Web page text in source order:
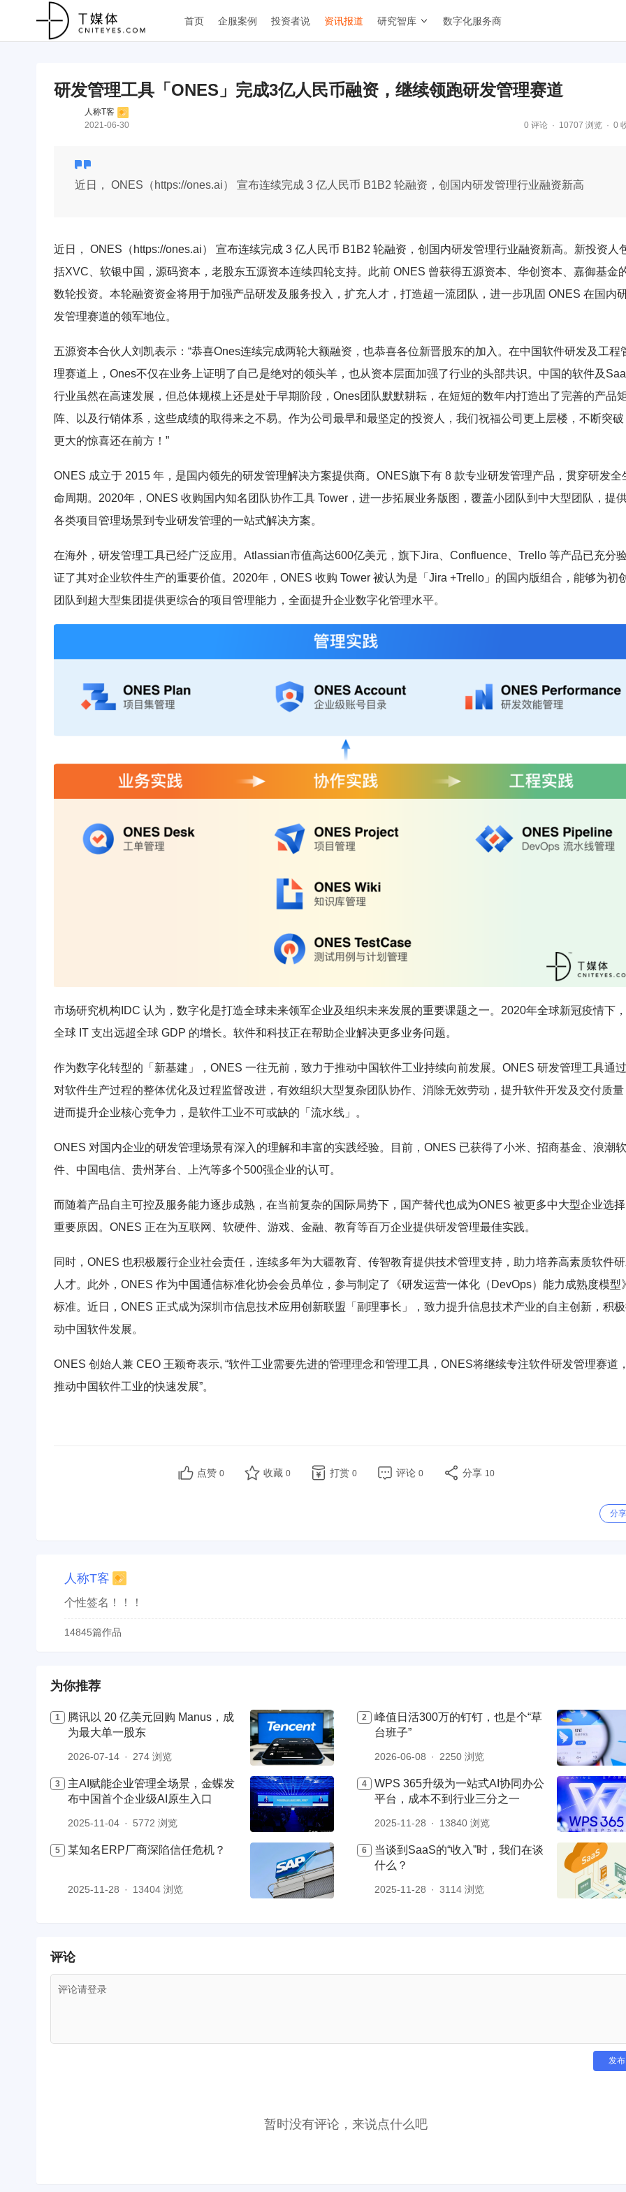
首页 企服案例 投资者说 资讯报道 研究智库 数字化服务商
研发管理工具「ONES」完成3亿人民币融资，继续领跑研发管理赛道
人称T客
2021-06-30
0 评论 10707 浏览 0
近日， ONES（https://ones.ai） 宣布连续完成 3 亿人民币 B1B2 轮融资，创国内研发管理行业融资新高
近日， ONES（https://ones.ai） 宣布连续完成 3 亿人民币 B1B2 轮融资，创国内研发管理行业融资新高。新投资人
括XVC、软银中国，源码资本，老股东五源资本连续四轮支持。此前 ONES 曾获得五源资本、华创资本、嘉御基金
数轮投资。本轮融资资金将用于加强产品研发及服务投入，扩充人才，打造超一流团队，进一步巩固 ONES 在国内
发管理赛道的领军地位。
五源资本合伙人刘凯表示：“恭喜Ones连续完成两轮大额融资，也恭喜各位新晋股东的加入。在中国软件研发及工程
理赛道上，Ones不仅在业务上证明了自己是绝对的领头羊，也从资本层面加强了行业的头部共识。中国的软件及
行业虽然在高速发展，但总体规模上还是处于早期阶段，Ones团队默默耕耘，在短短的数年内打造出了完善的产品
阵、以及行销体系，这些成绩的取得来之不易。作为公司最早和最坚定的投资人，我们祝福公司更上层楼，不断突破
更大的惊喜还在前方！”
ONES 成立于 2015 年，是国内领先的研发管理解决方案提供商。ONES旗下有 8 款专业研发管理产品，贯穿研发全
命周期。2020年，ONES 收购国内知名团队协作工具 Tower，进一步拓展业务版图，覆盖小团队到中大型团队，提
各类项目管理场景到专业研发管理的一站式解决方案。
在海外，研发管理工具已经广泛应用。Atlassian市值高达600亿美元，旗下Jira、Confluence、Trello 等产品已充分
证了其对企业软件生产的重要价值。2020年，ONES 收购 Tower 被认为是「Jira +Trello」的国内版组合，能够为初创
团队到超大型集团提供更综合的项目管理能力，全面提升企业数字化管理水平。
市场研究机构IDC 认为，数字化是打造全球未来领军企业及组织未来发展的重要课题之一。2020年全球新冠疫情下，
全球 IT 支出远超全球 GDP 的增长。软件和科技正在帮助企业解决更多业务问题。
作为数字化转型的「新基建」，ONES 一往无前，致力于推动中国软件工业持续向前发展。ONES 研发管理工具通过
对软件生产过程的整体优化及过程监督改进，有效组织大型复杂团队协作、消除无效劳动，提升软件开发及交付质量
进而提升企业核心竞争力，是软件工业不可或缺的「流水线」。
ONES 对国内企业的研发管理场景有深入的理解和丰富的实践经验。目前，ONES 已获得了小米、招商基金、浪潮软
件、中国电信、贵州茅台、上汽等多个500强企业的认可。
而随着产品自主可控及服务能力逐步成熟，在当前复杂的国际局势下，国产替代也成为ONES 被更多中大型企业选
重要原因。ONES 正在为互联网、软硬件、游戏、金融、教育等百万企业提供研发管理最佳实践。
同时，ONES 也积极履行企业社会责任，连续多年为大疆教育、传智教育提供技术管理支持，助力培养高素质软件
人才。此外，ONES 作为中国通信标准化协会会员单位，参与制定了《研发运营一体化（DevOps）能力成熟度模型》
标准。近日，ONES 正式成为深圳市信息技术应用创新联盟「副理事长」，致力提升信息技术产业的自主创新，积
动中国软件发展。
ONES 创始人兼 CEO 王颖奇表示, “软件工业需要先进的管理理念和管理工具，ONES将继续专注软件研发管理赛道，
推动中国软件工业的快速发展”。
点赞 0 收藏 0 打赏 0 评论 0 分享 10
分享
人称T客
个性签名！！！
14845篇作品
为你推荐
腾讯以 20 亿美元回购 Manus，成
为最大单一股东
2026-07-14 274 浏览
峰值日活300万的钉钉，也是个“草
台班子”
2026-06-08 2250 浏览
主AI赋能企业管理全场景，金蝶发
布中国首个企业级AI原生入口
2025-11-04 5772 浏览
WPS 365升级为一站式AI协同办公
平台，成本不到行业三分之一
2025-11-28 13840 浏览
某知名ERP厂商深陷信任危机？
2025-11-28 13404 浏览
当谈到SaaS的“收入”时，我们在谈
什么？
2025-11-28 3114 浏览
评论
评论请登录
暂时没有评论，来说点什么吧